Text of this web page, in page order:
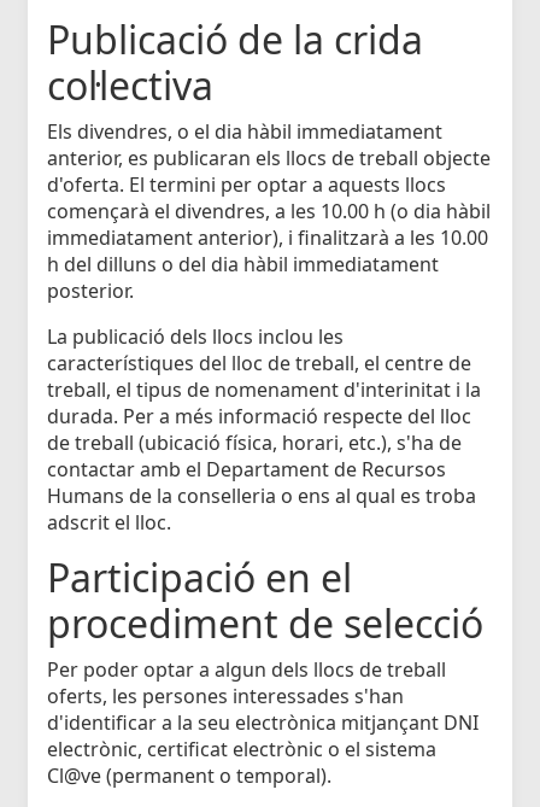
Publicació de la crida
col·lectiva
Els divendres, o el dia hàbil immediatament
anterior, es publicaran els llocs de treball objecte
d'oferta. El termini per optar a aquests llocs
començarà el divendres, a les 10.00 h (o dia hàbil
immediatament anterior), i finalitzarà a les 10.00
h del dilluns o del dia hàbil immediatament
posterior.
La publicació dels llocs inclou les
característiques del lloc de treball, el centre de
treball, el tipus de nomenament d'interinitat i la
durada. Per a més informació respecte del lloc
de treball (ubicació física, horari, etc.), s'ha de
contactar amb el Departament de Recursos
Humans de la conselleria o ens al qual es troba
adscrit el lloc.
Participació en el
procediment de selecció
Per poder optar a algun dels llocs de treball
oferts, les persones interessades s'han
d'identificar a la seu electrònica mitjançant DNI
electrònic, certificat electrònic o el sistema
Cl@ve (permanent o temporal).